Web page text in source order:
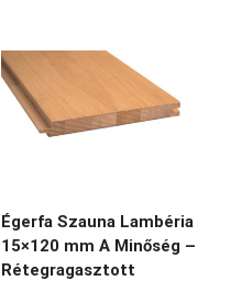
Égerfa Szauna Lambéria
15×120 mm A Minőség –
Rétegragasztott